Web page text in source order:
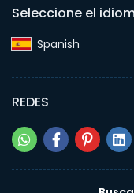
Seleccione el
Spanish‎
REDES